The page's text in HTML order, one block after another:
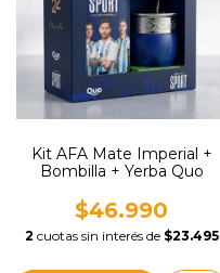
Kit AFA Mate Imperial +
Bombilla + Yerba Quo
$46.990
2 cuotas sin interés de $23.495